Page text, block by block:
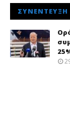
ΣΥΝΈΝΤΕΥΞΗ